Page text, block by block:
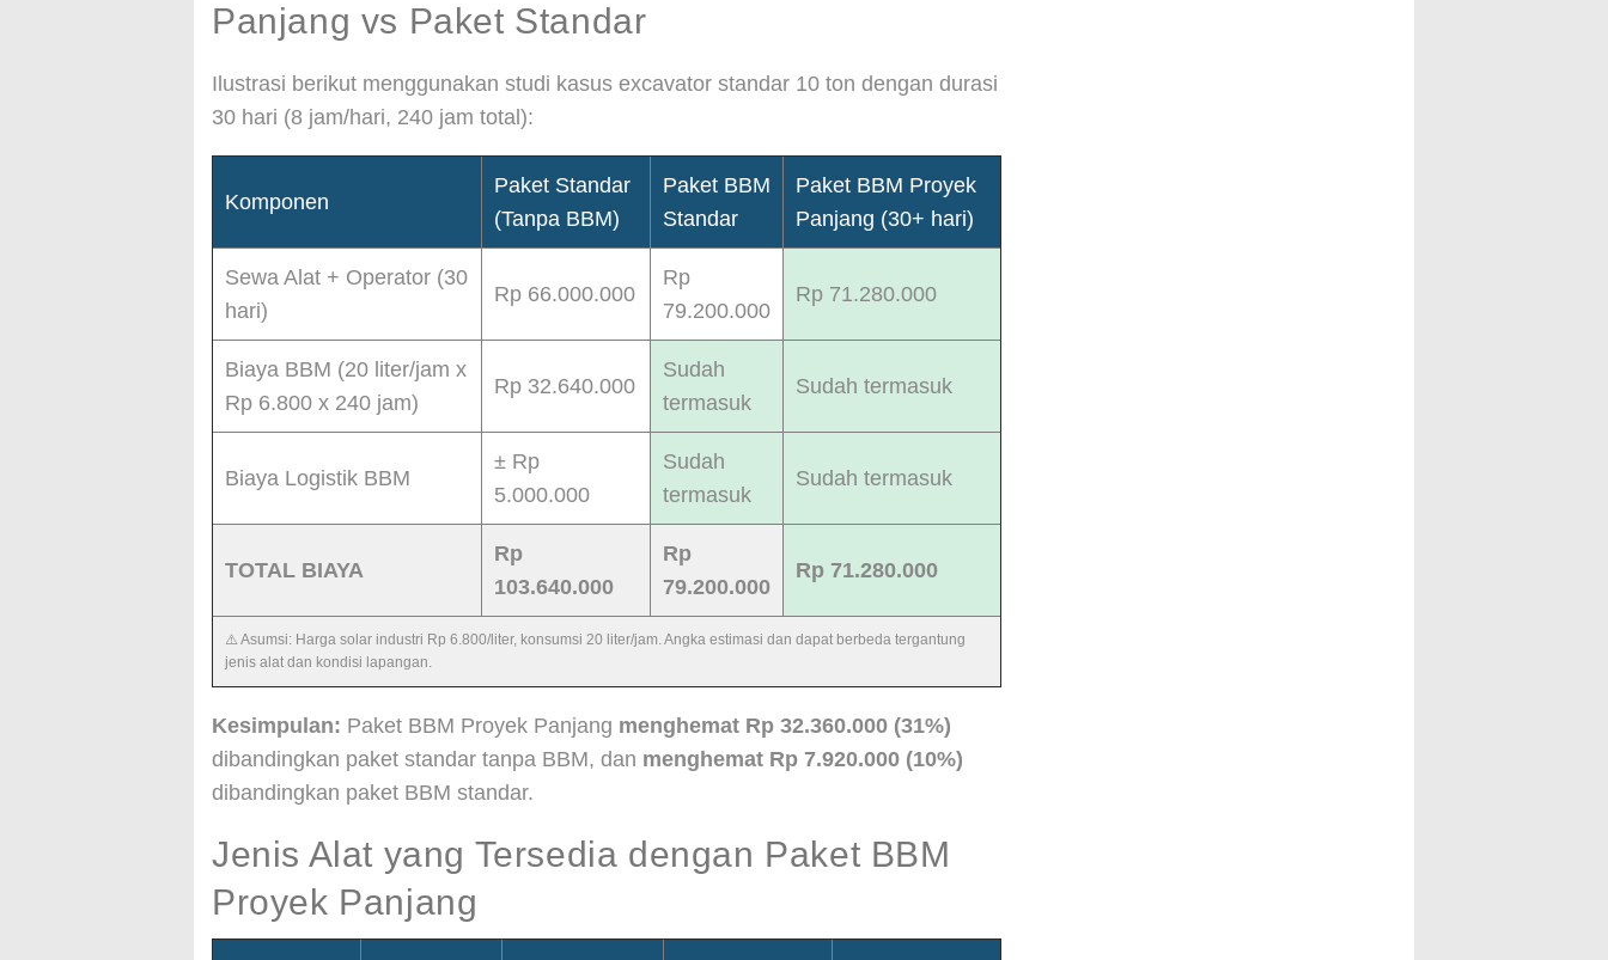
Panjang vs Paket Standar
Ilustrasi berikut menggunakan studi kasus excavator standar 10 ton dengan durasi
30 hari (8 jam/hari, 240 jam total):
Komponen
Paket Standar
(Tanpa BBM)
Paket BBM
Standar
Paket BBM Proyek
Panjang (30+ hari)
Sewa Alat + Operator (30
hari)
Rp 66.000.000
Rp
79.200.000
Rp 71.280.000
Biaya BBM (20 liter/jam x
Rp 6.800 x 240 jam)
Rp 32.640.000
Sudah
termasuk
Sudah termasuk
Biaya Logistik BBM
± Rp
5.000.000
Sudah
termasuk
Sudah termasuk
TOTAL BIAYA
Rp
103.640.000
Rp
79.200.000
Rp 71.280.000
⚠️ Asumsi: Harga solar industri Rp 6.800/liter, konsumsi 20 liter/jam. Angka estimasi dan dapat berbeda tergantung
jenis alat dan kondisi lapangan.
Kesimpulan: Paket BBM Proyek Panjang menghemat Rp 32.360.000 (31%)
dibandingkan paket standar tanpa BBM, dan menghemat Rp 7.920.000 (10%)
dibandingkan paket BBM standar.
Jenis Alat yang Tersedia dengan Paket BBM
Proyek Panjang